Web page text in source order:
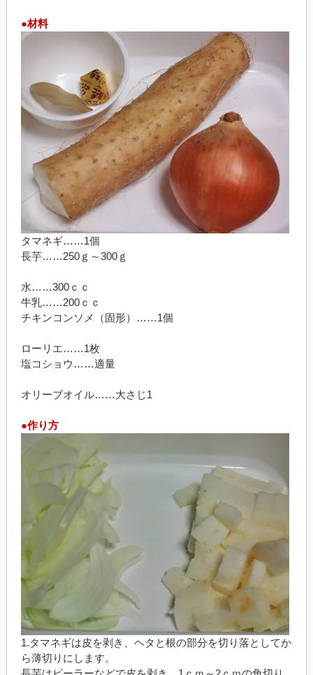
●材料
タマネギ……1個
長芋……250ｇ～300ｇ
水……300ｃｃ
牛乳……200ｃｃ
チキンコンソメ（固形）……1個
ローリエ……1枚
塩コショウ……適量
オリーブオイル……大さじ1
●作り方
1.タマネギは皮を剥き、ヘタと根の部分を切り落としてか
ら薄切りにします。